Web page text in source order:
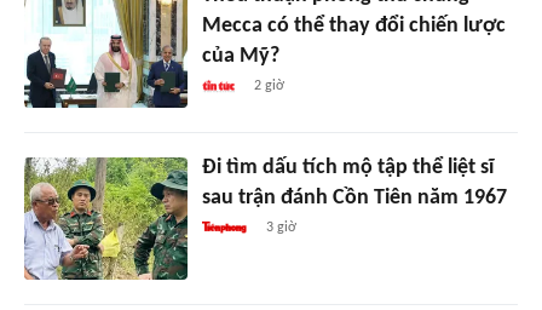
Mecca có thể thay đổi chiến lược
của Mỹ?
2 giờ
Đi tìm dấu tích mộ tập thể liệt sĩ
sau trận đánh Cồn Tiên năm 1967
3 giờ